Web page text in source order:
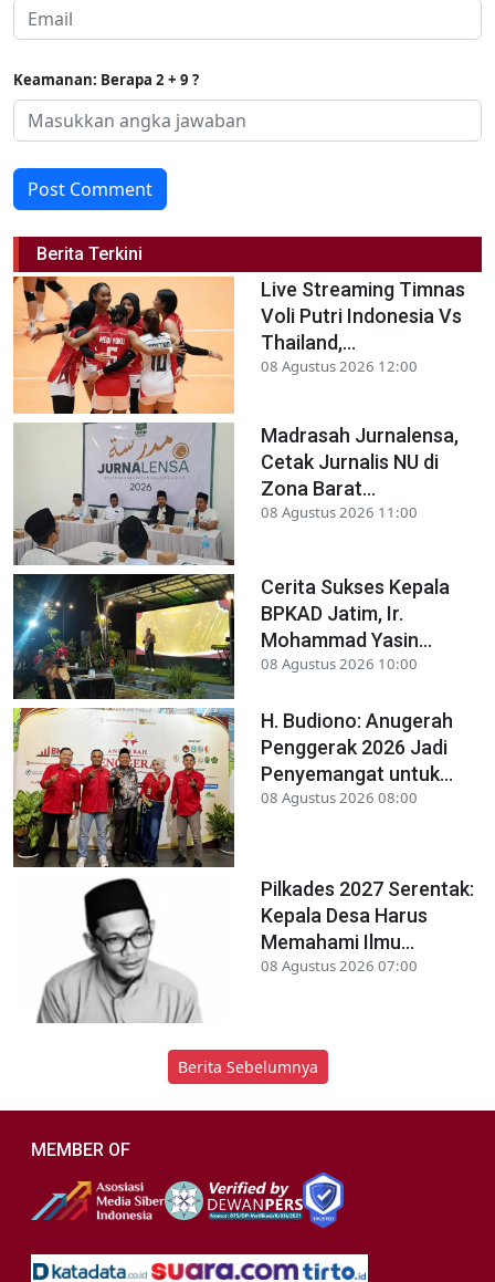
Keamanan: Berapa 2 + 9 ?
Post Comment
Berita Terkini
Live Streaming Timnas
Voli Putri Indonesia Vs
Thailand,...
08 Agustus 2026 12:00
Madrasah Jurnalensa,
Cetak Jurnalis NU di
Zona Barat...
08 Agustus 2026 11:00
Cerita Sukses Kepala
BPKAD Jatim, Ir.
Mohammad Yasin...
08 Agustus 2026 10:00
H. Budiono: Anugerah
Penggerak 2026 Jadi
Penyemangat untuk...
08 Agustus 2026 08:00
Pilkades 2027 Serentak:
Kepala Desa Harus
Memahami Ilmu...
08 Agustus 2026 07:00
Berita Sebelumnya
MEMBER OF